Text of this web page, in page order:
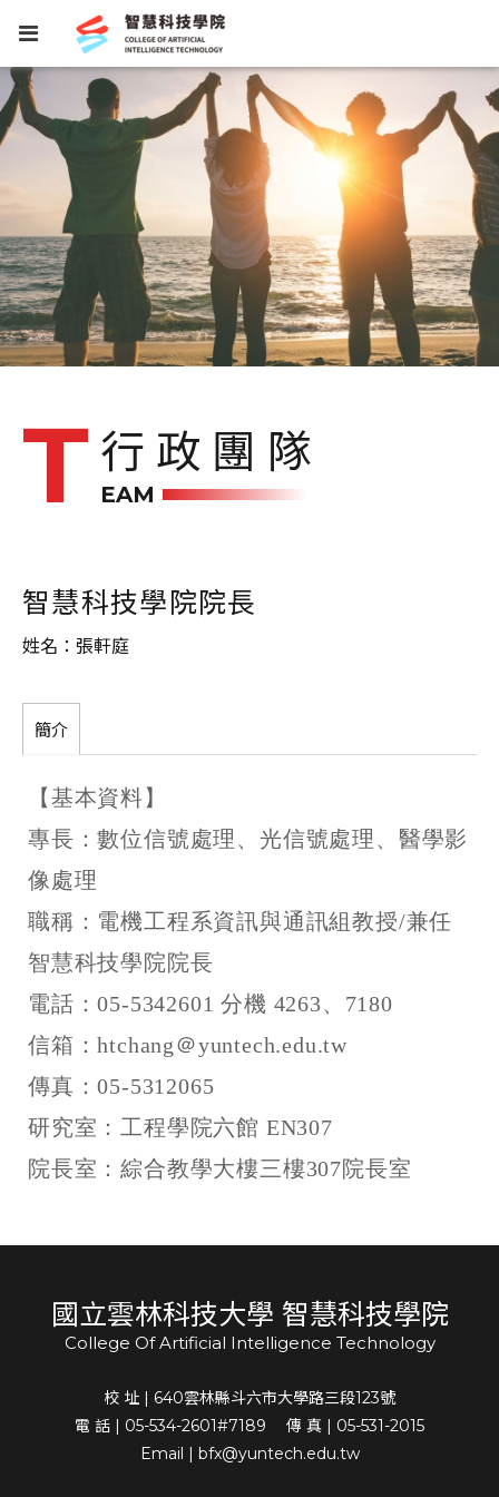
行政團隊
EAM
智慧科技學院院長
姓名：張軒庭
簡介
【基本資料】
專長：數位信號處理、光信號處理、醫學影
像處理
職稱：電機工程系資訊與通訊組教授/兼任
智慧科技學院院長
電話：05-5342601 分機 4263、7180
信箱：htchang＠yuntech.edu.tw
傳真：05-5312065
研究室：工程學院六館 EN307
院長室：綜合教學大樓三樓307院長室
國立雲林科技大學 智慧科技學院
College Of Artificial Intelligence Technology
校 址 | 640雲林縣斗六市大學路三段123號
電 話 | 05-534-2601#7189 傳 真 | 05-531-2015
Email | bfx@yuntech.edu.tw